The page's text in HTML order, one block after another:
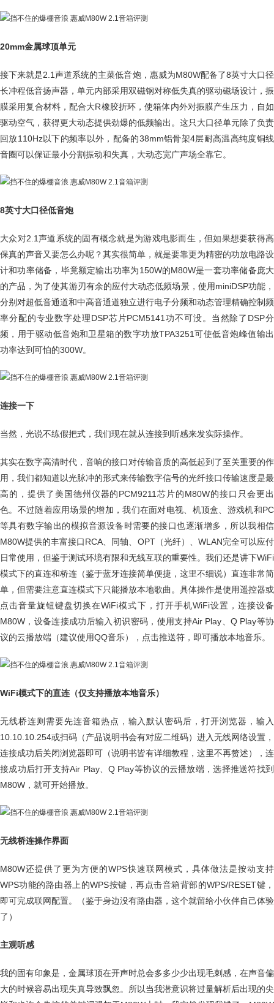
20mm金属球顶单元
接下来就是2.1声道系统的主菜低音炮，惠威为M80W配备了8英寸大口径
长冲程低音扬声器，单元内部采用双磁钢对称低失真的驱动磁场设计，振
膜采用复合材料，配合大R橡胶折环，使箱体内外对振膜产生压力，自如
驱动空气，获得更大动态提供劲爆的低频输出。这只大口径单元除了负责
回放110Hz以下的频率以外，配备的38mm铝骨架4层耐高温高纯度铜线
音圈可以保证最小分割振动和失真，大动态宽广声场全靠它。
8英寸大口径低音炮
大众对2.1声道系统的固有概念就是为游戏电影而生，但如果想要获得高
保真的声音又要怎么办呢？其实很简单，就是要靠更为精密的功放电路设
计和功率储备，毕竟额定输出功率为150W的M80W是一套功率储备庞大
的产品，为了使其游刃有余的应付大动态低频场景，使用miniDSP功能，
分别对超低音通道和中高音通道独立进行电子分频和动态管理精确控制频
率分配的专业数字处理DSP芯片PCM5141功不可没。当然除了DSP分
频，用于驱动低音炮和卫星箱的数字功放TPA3251可使低音炮峰值输出
功率达到可怕的300W。
连接一下
当然，光说不练假把式，我们现在就从连接到听感来发实际操作。
其实在数字高清时代，音响的接口对传输音质的高低起到了至关重要的作
用，我们都知道以光脉冲的形式来传输数字信号的光纤接口传输速度是最
高的，提供了美国德州仪器的PCM9211芯片的M80W的接口只会更出
色。不过随着应用场景的增加，我们在面对电视、机顶盒、游戏机和PC
等具有数字输出的模拟音源设备时需要的接口也逐渐增多，所以我相信
M80W提供的丰富接口RCA、同轴、OPT（光纤）、WLAN完全可以应付
日常使用，但鉴于测试环境有限和无线互联的重要性。我们还是讲下WiFi
模式下的直连和桥连（鉴于蓝牙连接简单便捷，这里不细说）直连非常简
单，但需要注意直连模式下只能播放本地歌曲。具体操作是使用遥控器或
点击音量旋钮键盘切换在WiFi模式下，打开手机WiFi设置，连接设备
M80W，设备连接成功后输入初识密码，使用支持Air Play、Q Play等协
议的云播放端（建议使用QQ音乐），点击推送符，即可播放本地音乐。
WiFi模式下的直连（仅支持播放本地音乐）
无线桥连则需要先连音箱热点，输入默认密码后，打开浏览器，输入
10.10.10.254或扫码（产品说明书会有对应二维码）进入无线网络设置，
连接成功后关闭浏览器即可（说明书皆有详细教程，这里不再赘述），连
接成功后打开支持Air Play、Q Play等协议的云播放端，选择推送符找到
M80W，就可开始播放。
无线桥连操作界面
M80W还提供了更为方便的WPS快速联网模式，具体做法是按动支持
WPS功能的路由器上的WPS按键，再点击音箱背部的WPS/RESET键，
即可完成联网配置。（鉴于身边没有路由器，这个就留给小伙伴自己体验
了）
主观听感
我的固有印象是，金属球顶在开声时总会多多少少出现毛刺感，在声音偏
大的时候容易出现失真导致飘忽。所以当我潜意识将过量解析后出现的尖